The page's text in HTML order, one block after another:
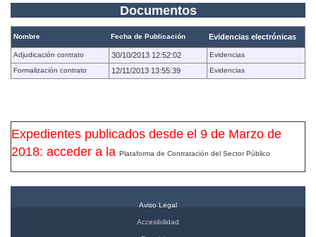
Documentos
Nombre Fecha de Publicación Evidencias electrónicas
Adjudicación contrato 30/10/2013 12:52:02
Evidencias
Formalización contrato
12/11/2013 13:55:39 Evidencias
Expedientes publicados desde el 9 de Marzo de
2018: acceder a la Plataforma de Contratación del Sector Público
Aviso Legal
Accesibilidad